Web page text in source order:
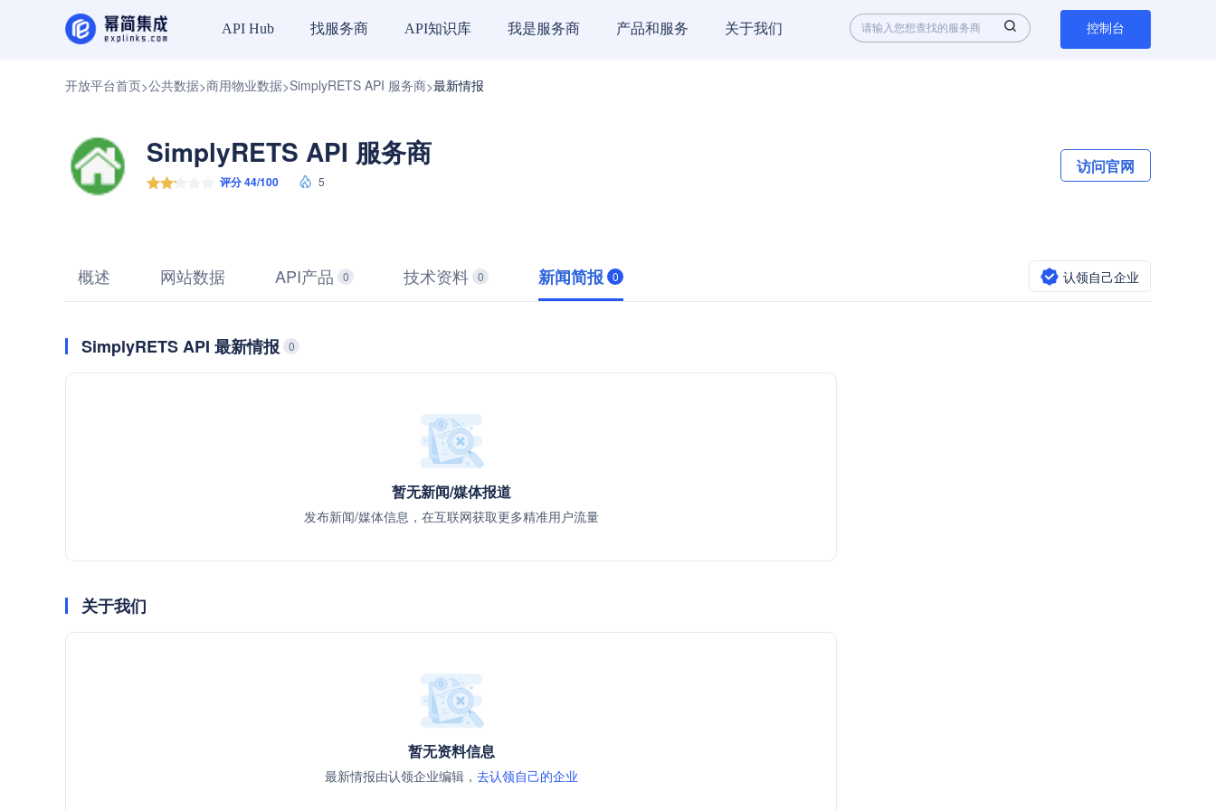
API Hub 找服务商 API知识库 我是服务商 产品和服务 关于我们 控制台
开放平台首页>公共数据>商用物业数据>SimplyRETS API 服务商>最新情报
SimplyRETS API 服务商
评分 44/100 5
访问官网
概述 网站数据 API产品 0 技术资料 0 新闻简报 0 认领自己企业
SimplyRETS API 最新情报 0
暂无新闻/媒体报道
发布新闻/媒体信息，在互联网获取更多精准用户流量
关于我们
暂无资料信息
最新情报由认领企业编辑， 去认领自己的企业